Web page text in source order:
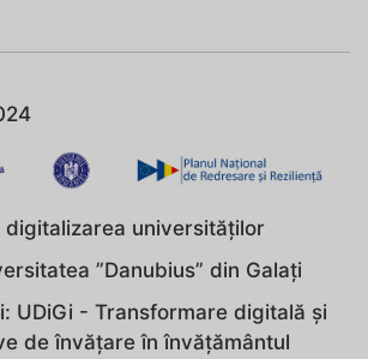
universităților
”Danubius” din Galați
UDiGi - Transformare digitală și
de învățare în învățământul